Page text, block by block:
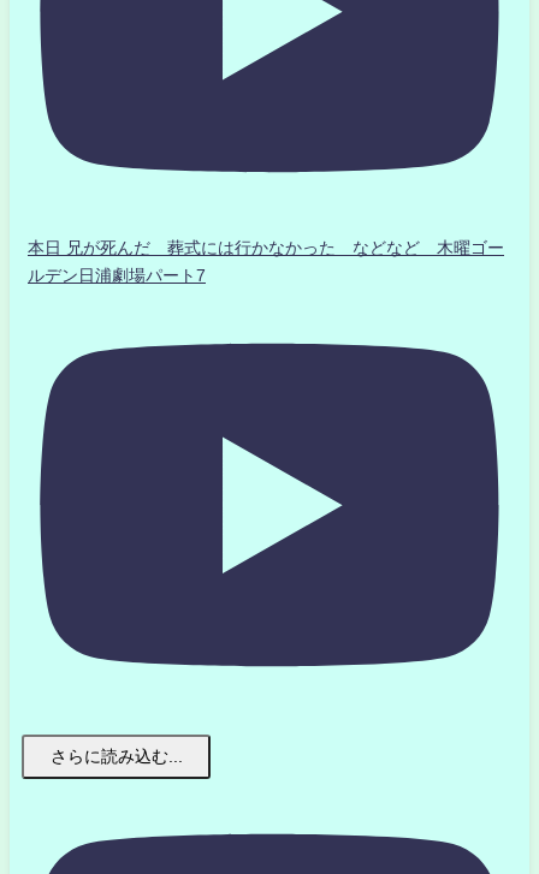
本日 兄が死んだ 葬式には行かなかった などなど 木曜ゴー
ルデン日浦劇場パート7
さらに読み込む...